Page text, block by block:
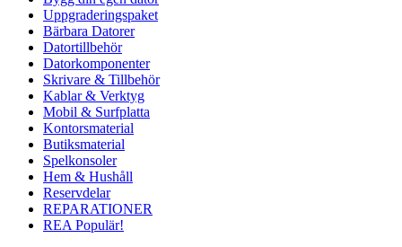
Uppgraderingspaket
Bärbara Datorer
Datortillbehör
Datorkomponenter
Skrivare & Tillbehör
Kablar & Verktyg
Mobil & Surfplatta
Kontorsmaterial
Butiksmaterial
Spelkonsoler
Hem & Hushåll
Reservdelar
REPARATIONER
REA Populär!